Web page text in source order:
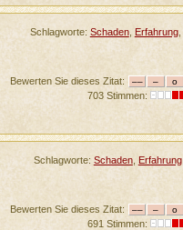
Schlagworte: Schaden, Erfahrung,
Bewerten Sie dieses Zitat:
703 Stimmen:
Schlagworte: Schaden, Erfahrung,
Bewerten Sie dieses Zitat:
691 Stimmen: